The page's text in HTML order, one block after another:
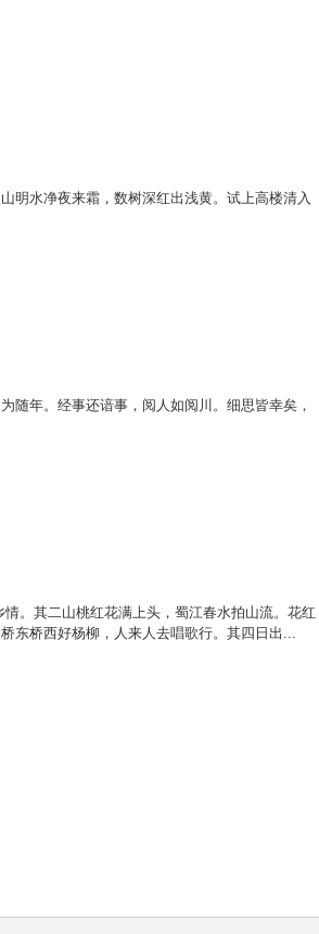
山明水净夜来霜 ， 数树深红出浅黄。 试上高楼清入
为随年。 经事还谙事 ， 阅 人如阅 川 。 细思皆幸矣 ，
情。 其二山桃红花满上头 ， 蜀江春水拍山流。 花红
桥东桥西好杨柳 ， 人来人去唱歌行。 其四 日 出 ...